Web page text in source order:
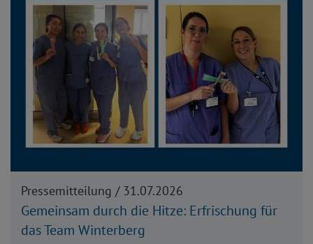
Pressemitteilung / 31.07.2026
Gemeinsam durch die Hitze: Erfrischung für
das Team Winterberg